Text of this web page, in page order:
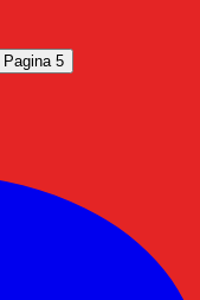
Pagina 5